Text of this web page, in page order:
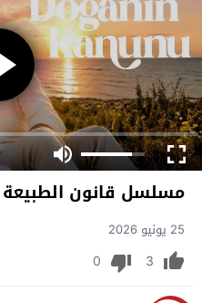
مسلسل قانون الطبيعة
25 يونيو 2026
3
0